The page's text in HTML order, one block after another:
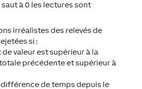
à 0 les lectures sont
irréalistes des relevés de
si :
valeur est supérieur à la
précédente et supérieur à
différence de temps depuis le